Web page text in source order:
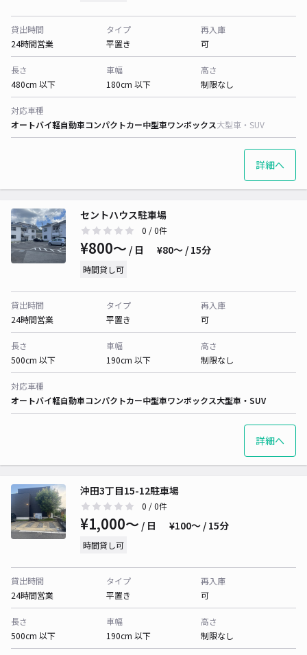
貸出時間
24時間営業
タイプ
平置き
再入庫
可
長さ
480cm 以下
車幅
180cm 以下
高さ
制限なし
対応車種
オートバイ軽自動車コンパクトカー中型車ワンボックス大型車・SUV
詳細へ
セントハウス駐車場
0 / 0件
¥800〜 / 日 ¥80〜 / 15分
時間貸し可
貸出時間
24時間営業
タイプ
平置き
再入庫
可
長さ
500cm 以下
車幅
190cm 以下
高さ
制限なし
対応車種
オートバイ軽自動車コンパクトカー中型車ワンボックス大型車・SUV
詳細へ
沖田3丁目15-12駐車場
0 / 0件
¥1,000〜 / 日 ¥100〜 / 15分
時間貸し可
貸出時間
24時間営業
タイプ
平置き
再入庫
可
長さ
500cm 以下
車幅
190cm 以下
高さ
制限なし